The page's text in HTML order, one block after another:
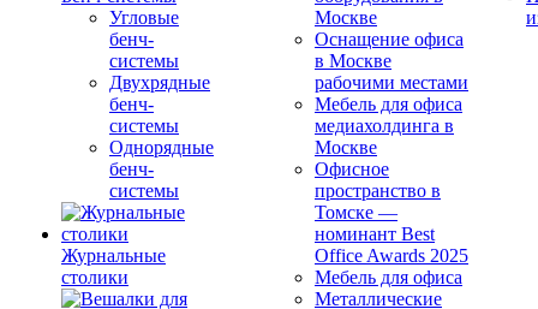
Угловые
бенч-
системы
Двухрядные
бенч-
системы
Однорядные
бенч-
системы
Журнальные
столики
Москве
Оснащение офиса
в Москве
рабочими местами
Мебель для офиса
медиахолдинга в
Москве
Офисное
пространство в
Томске —
номинант Best
Office Awards 2025
Мебель для офиса
Металлические